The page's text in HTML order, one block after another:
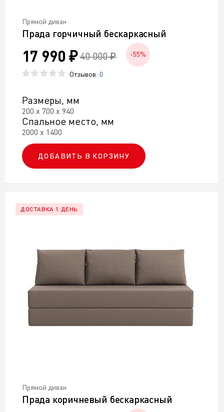
Прямой диван
Прада горчичный бескаркасный
17 990 ₽ 40 000 ₽ -55%
Отзывов: 0
Размеры, мм
200 х 700 х 940
Спальное место, мм
2000 х 1400
ДОБАВИТЬ В КОРЗИНУ
Прямой диван
Прада коричневый бескаркасный
ДОСТАВКА 1 ДЕНЬ